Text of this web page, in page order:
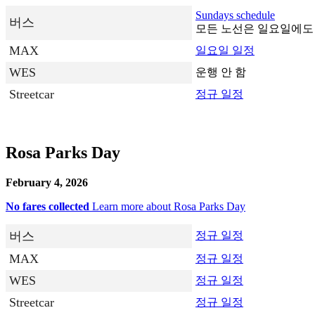
버스
Sundays schedule
모든 노선은 일요일에
MAX 일요일 일정
WES 운행 안 함
Streetcar 정규 일정
Rosa Parks Day
February 4, 2026
No fares collected Learn more about Rosa Parks Day
버스 정규 일정
MAX 정규 일정
WES 정규 일정
Streetcar 정규 일정